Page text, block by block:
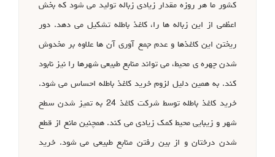
کشور ما هر روزه مقدار زیادی زباله تولید می شود که بخش
اعظمی از این زباله ها را، کاغذ باطله تشکیل می دهد. دور
ریختن این کاغذها و عدم جمع آوری آن ها علاوه بر مخدوش
شدن چهره ی محیط، می تواند منابع طبیعی شهرها را نیز نابود
کند. به همین دلیل لزوم خرید کاغذ باطله احساس می شود.
خرید کاغذ باطله توسط شرکت کاغذ 24 به تمیز شدن سطح
شهر و زیبایی محیط کمک زیادی می کند. همچنین مانع از قطع
شدن درختان و از بین رفتن منابع طبیعی می شود. خرید